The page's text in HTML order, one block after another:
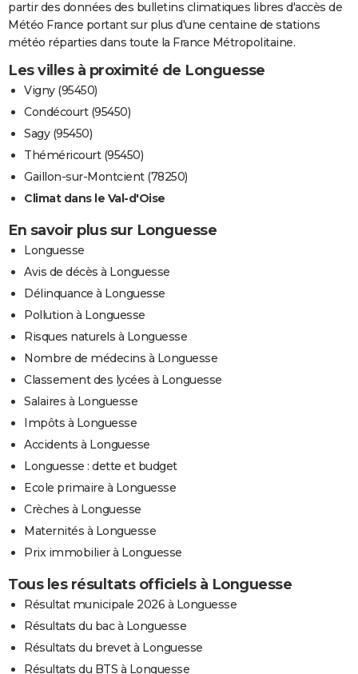
partir des données des bulletins climatiques libres d'accès de
Météo France portant sur plus d'une centaine de stations
météo réparties dans toute la France Métropolitaine.
Les villes à proximité de Longuesse
Vigny (95450)
Condécourt (95450)
Sagy (95450)
Théméricourt (95450)
Gaillon-sur-Montcient (78250)
Climat dans le Val-d'Oise
En savoir plus sur Longuesse
Longuesse
Avis de décès à Longuesse
Délinquance à Longuesse
Pollution à Longuesse
Risques naturels à Longuesse
Nombre de médecins à Longuesse
Classement des lycées à Longuesse
Salaires à Longuesse
Impôts à Longuesse
Accidents à Longuesse
Longuesse : dette et budget
Ecole primaire à Longuesse
Crèches à Longuesse
Maternités à Longuesse
Prix immobilier à Longuesse
Tous les résultats officiels à Longuesse
Résultat municipale 2026 à Longuesse
Résultats du bac à Longuesse
Résultats du brevet à Longuesse
Résultats du BTS à Longuesse